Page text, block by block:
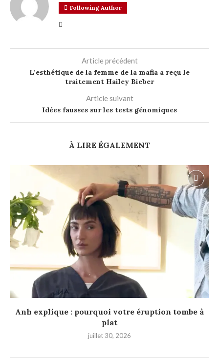
Following Author
Article précédent
L’esthétique de la femme de la mafia a reçu le
traitement Hailey Bieber
Article suivant
Idées fausses sur les tests génomiques
À LIRE ÉGALEMENT
Anh explique : pourquoi votre éruption tombe à
plat
juillet 30, 2026